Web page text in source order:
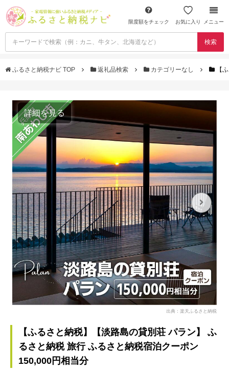
限度額をチェック お気に入り メニュー
検索
ふるさと納税ナビ TOP 返礼品検索 カテゴリーなし 【
詳細を見る
出典：楽天ふるさと納税
【ふるさと納税】【淡路島の貸別荘 パラン】 ふ
るさと納税 旅行 ふるさと納税宿泊クーポン
150,000円相当分